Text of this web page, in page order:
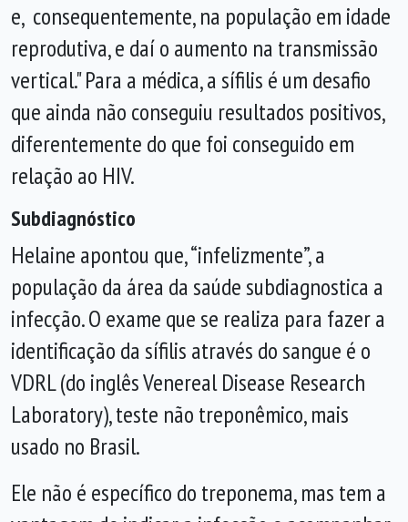
e, consequentemente, na população em idade
reprodutiva, e daí o aumento na transmissão
vertical." Para a médica, a sífilis é um desafio
que ainda não conseguiu resultados positivos,
diferentemente do que foi conseguido em
relação ao HIV.
Subdiagnóstico
Helaine apontou que, “infelizmente”, a
população da área da saúde subdiagnostica a
infecção. O exame que se realiza para fazer a
identificação da sífilis através do sangue é o
VDRL (do inglês Venereal Disease Research
Laboratory), teste não treponêmico, mais
usado no Brasil.
Ele não é específico do treponema, mas tem a